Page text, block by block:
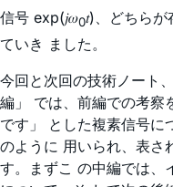
信号 exp(𝑗𝜔0𝑡)、どちら
ていき ました。
今回と次回の技術ノート
編」 では、前編での考察
です」 とした複素信号に
のように 用いられ、表さ
す。まずこ の中編では、